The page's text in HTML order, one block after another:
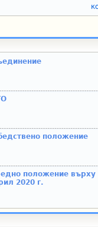
положение
положение върху
2020 г.